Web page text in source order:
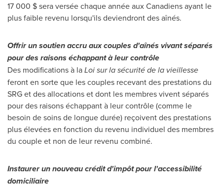
17 000 $ sera versée chaque année aux Canadiens ayant le
plus faible revenu lorsqu'ils deviendront des aînés.
Offrir un soutien accru aux couples d'aînés vivant séparés
pour des raisons échappant à leur contrôle
Des modifications à laLoi sur la sécurité de la vieillesse
feront en sorte que les couples recevant des prestations du
SRG et des allocations et dont les membres vivent séparés
pour des raisons échappant à leur contrôle (comme le
besoin de soins de longue durée) reçoivent des prestations
plus élevées en fonction du revenu individuel des membres
du couple et non de leur revenu combiné.
Instaurer un nouveau crédit d'impôt pour l'accessibilité
domiciliaire